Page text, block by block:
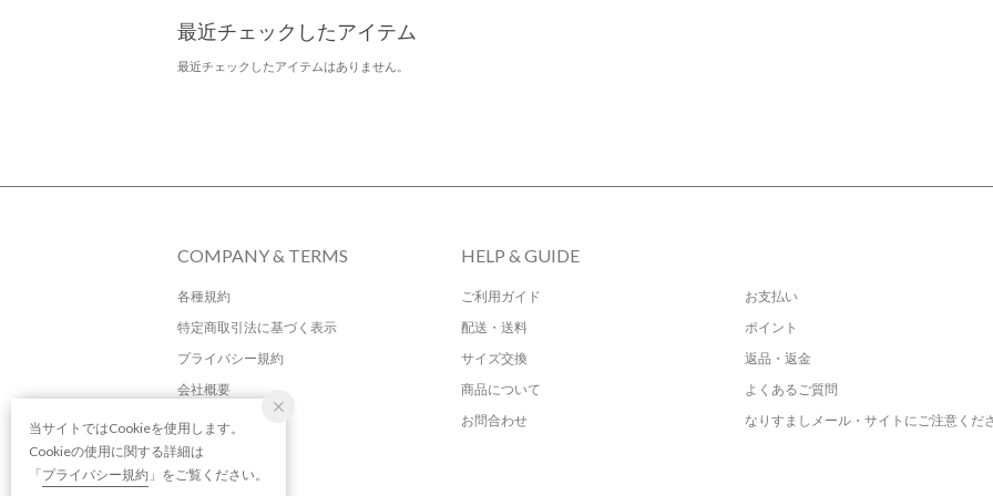
最近チェックしたアイテム
最近チェックしたアイテムはありません。
COMPANY & TERMS
各種規約
特定商取引法に基づく表示
プライバシー規約
会社概要
HELP & GUIDE
ご利用ガイド
配送・送料
サイズ交換
商品について
お問合わせ
お支払い
ポイント
返品・返金
よくあるご質問
なりすましメール・サイトにご注意くだ
当サイトではCookieを使用します。
Cookieの使用に関する詳細は
「プライバシー規約 」をご覧ください。